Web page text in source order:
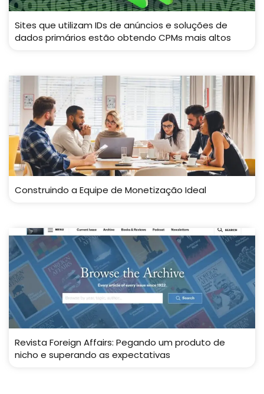
Sites que utilizam IDs de anúncios e soluções de
dados primários estão obtendo CPMs mais altos
Construindo a Equipe de Monetização Ideal
Revista Foreign Affairs: Pegando um produto de
nicho e superando as expectativas